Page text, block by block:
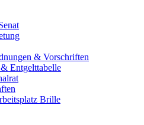
& Vorschriften
Entgelttabelle
Brille